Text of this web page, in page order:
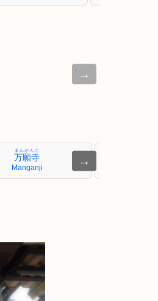
→
万願寺
まんがんじ
Manganji
→